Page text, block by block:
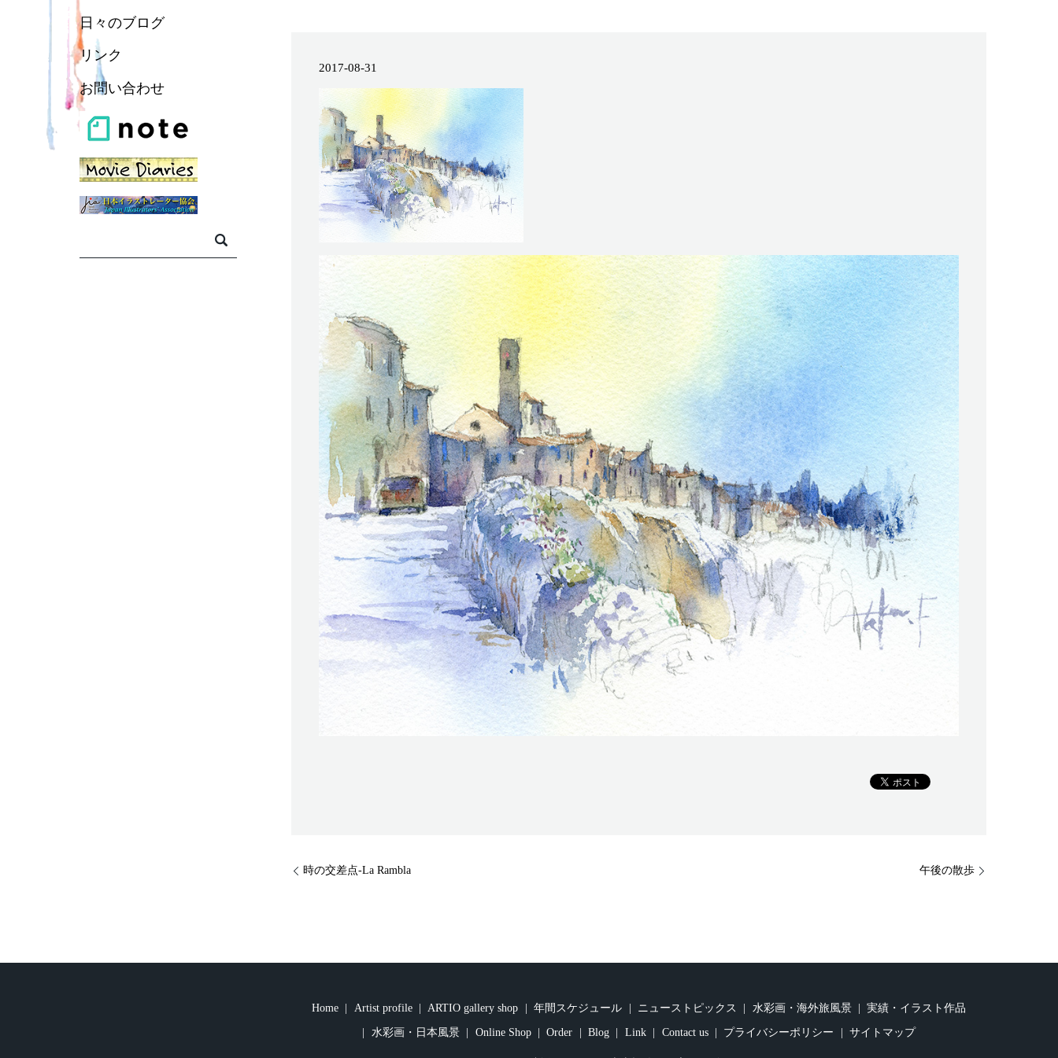
日々のブログ
リンク
お問い合わせ
2017-08-31
時の交差点-La Rambla 午後の散歩
Home Artist profile ARTIO gallery shop 年間スケジュール ニューストピックス 水彩画・海外旅風景 実績・イラスト作品
水彩画・日本風景 Online Shop Order Blog Link Contact us プライバシーポリシー サイトマップ